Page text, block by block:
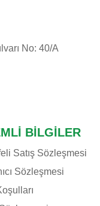
No: 40/A
BILGILER
Satış Sözleşmesi
Sözleşmesi